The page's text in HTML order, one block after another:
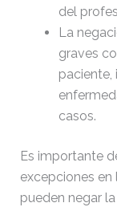
del
La
graves
paciente,
casos.
Es importante
excepciones
pueden negar